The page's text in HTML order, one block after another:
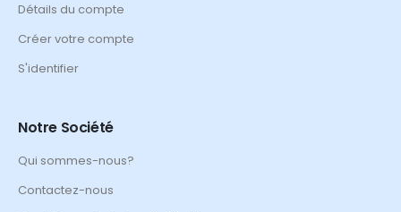
Détails du compte
Créer votre compte
S'identifier
Notre Société
Qui sommes-nous?
Contactez-nous